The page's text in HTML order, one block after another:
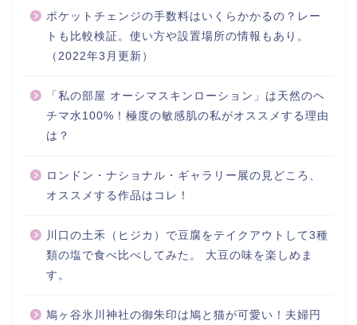
ポケットチェンジの手数料はいくらかかるの？レー
トも比較検証。使い方や設置場所の情報もあり。
（2022年3月更新）
「私の部屋 オーシマスキンローション」は天然のヘ
チマ水100%！極度の敏感肌の私がオススメする理由
は？
ロンドン・ナショナル・ギャラリー展の見どころ、
オススメする作品はコレ！
川口の土禾（ヒジカ）で豆腐をテイクアウトして3種
類の塩で食べ比べしてみた。 大豆の味を楽しめま
す。
鳩ヶ谷氷川神社の御朱印は鳩と猫が可愛い！夫婦円